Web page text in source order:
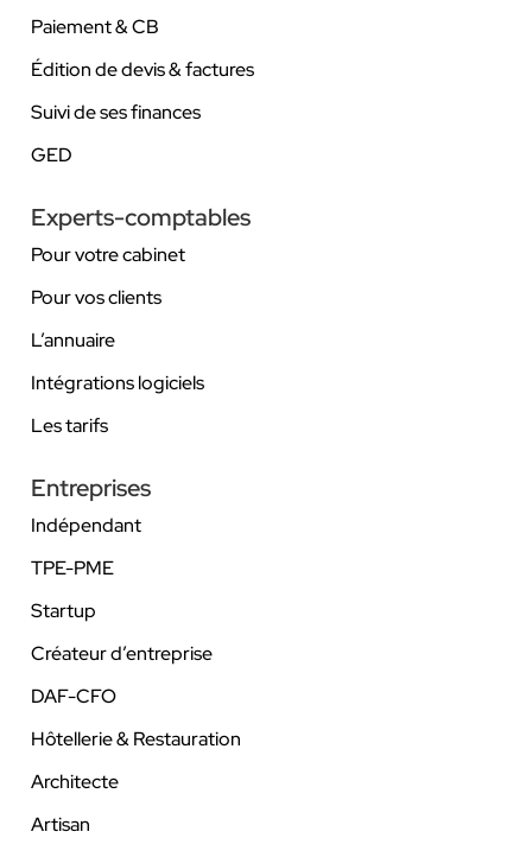
Paiement & CB
Édition de devis & factures
Suivi de ses finances
GED
Experts-comptables
Pour votre cabinet
Pour vos clients
L’annuaire
Intégrations logiciels
Les tarifs
Entreprises
Indépendant
TPE-PME
Startup
Créateur d’entreprise
DAF-CFO
Hôtellerie & Restauration
Architecte
Artisan